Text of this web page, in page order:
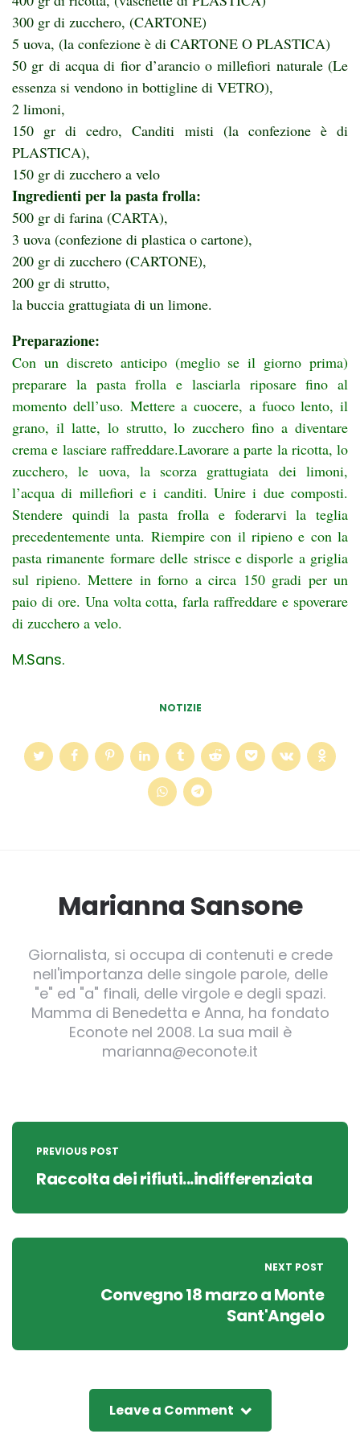
300 gr di zucchero, (CARTONE)
5 uova, (la confezione è di CARTONE O PLASTICA)
50 gr di acqua di fior d’arancio o millefiori naturale (Le
essenza si vendono in bottigline di VETRO),
2 limoni,
150 gr di cedro, Canditi misti (la confezione è di
PLASTICA),
150 gr di zucchero a velo
Ingredienti per la pasta frolla:
500 gr di farina (CARTA),
3 uova (confezione di plastica o cartone),
200 gr di zucchero (CARTONE),
200 gr di strutto,
la buccia grattugiata di un limone.
Preparazione:
Con un discreto anticipo (meglio se il giorno prima)
preparare la pasta frolla e lasciarla riposare fino al
momento dell’uso. Mettere a cuocere, a fuoco lento, il
grano, il latte, lo strutto, lo zucchero fino a diventare
crema e lasciare raffreddare.Lavorare a parte la ricotta, lo
zucchero, le uova, la scorza grattugiata dei limoni,
l’acqua di millefiori e i canditi. Unire i due composti.
Stendere quindi la pasta frolla e foderarvi la teglia
precedentemente unta. Riempire con il ripieno e con la
pasta rimanente formare delle strisce e disporle a griglia
sul ripieno. Mettere in forno a circa 150 gradi per un
paio di ore. Una volta cotta, farla raffreddare e spoverare
di zucchero a velo.
M.Sans.
NOTIZIE
Marianna Sansone
Giornalista, si occupa di contenuti e crede
nell'importanza delle singole parole, delle
"e" ed "a" finali, delle virgole e degli spazi.
Mamma di Benedetta e Anna, ha fondato
Econote nel 2008. La sua mail è
marianna@econote.it
Post
navigation
PREVIOUS POST
Raccolta dei rifiuti...indifferenziata
NEXT POST
Convegno 18 marzo a Monte
Sant'Angelo
Leave a Comment